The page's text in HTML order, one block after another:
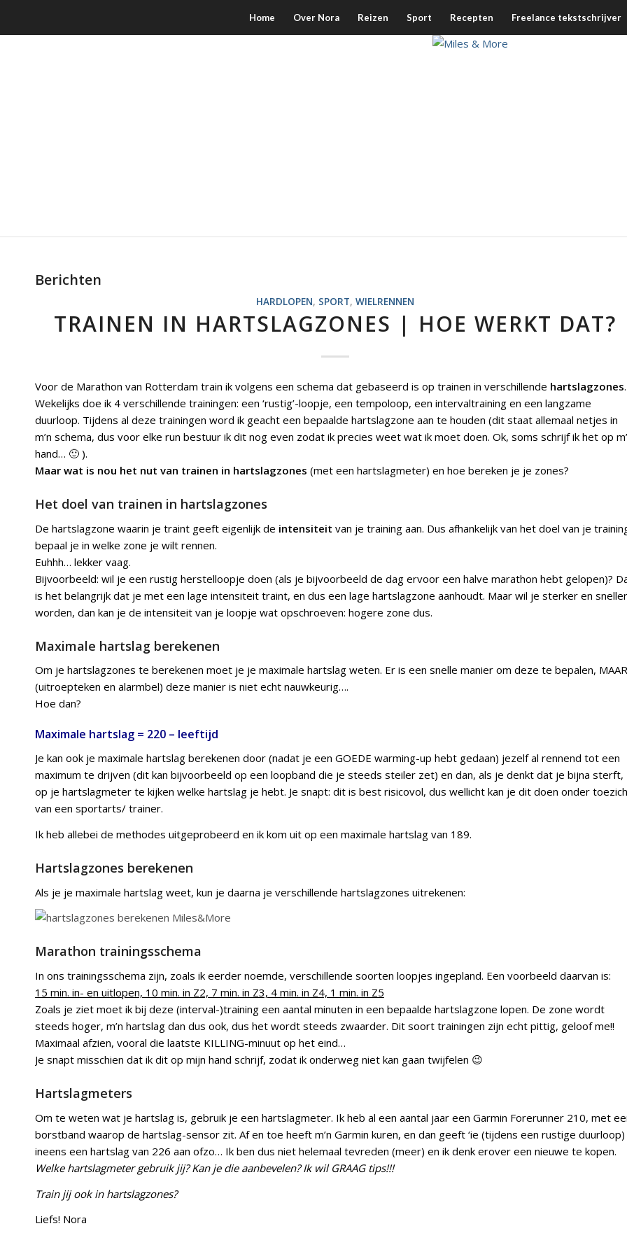
Home Over Nora Reizen Sport Recepten Freelance tekstschrijver
Berichten
HARDLOPEN, SPORT,WIELRENNEN
TRAINEN IN HARTSLAGZONES | HOE WERKT DAT?
Voor de Marathon van Rotterdam train ik volgens een schema dat gebaseerd is op trainen in verschillende hartslagzones.
Wekelijks doe ik 4 verschillende trainingen: een ‘rustig’-loopje, een tempoloop, een intervaltraining en een langzame
duurloop. Tijdens al deze trainingen word ik geacht een bepaalde hartslagzone aan te houden (dit staat allemaal netjes in
m’n schema, dus voor elke run bestuur ik dit nog even zodat ik precies weet wat ik moet doen. Ok, soms schrijf ik het op
hand… 🙂 ).
Maar wat is nou het nut van trainen in hartslagzones (met een hartslagmeter) en hoe bereken je je zones?
Het doel van trainen in hartslagzones
De hartslagzone waarin je traint geeft eigenlijk de intensiteit van je training aan. Dus afhankelijk van het doel van je
bepaal je in welke zone je wilt rennen.
Euhhh… lekker vaag.
Bijvoorbeeld: wil je een rustig herstelloopje doen (als je bijvoorbeeld de dag ervoor een halve marathon hebt gelopen)?
is het belangrijk dat je met een lage intensiteit traint, en dus een lage hartslagzone aanhoudt. Maar wil je sterker en sneller
worden, dan kan je de intensiteit van je loopje wat opschroeven: hogere zone dus.
Maximale hartslag berekenen
Om je hartslagzones te berekenen moet je je maximale hartslag weten. Er is een snelle manier om deze te bepalen, MAAR
(uitroepteken en alarmbel) deze manier is niet echt nauwkeurig….
Hoe dan?
Maximale hartslag = 220 – leeftijd
Je kan ook je maximale hartslag berekenen door (nadat je een GOEDE warming-up hebt gedaan) jezelf al rennend tot een
maximum te drijven (dit kan bijvoorbeeld op een loopband die je steeds steiler zet) en dan, als je denkt dat je bijna sterft,
op je hartslagmeter te kijken welke hartslag je hebt. Je snapt: dit is best risicovol, dus wellicht kan je dit doen onder
van een sportarts/ trainer.
Ik heb allebei de methodes uitgeprobeerd en ik kom uit op een maximale hartslag van 189.
Hartslagzones berekenen
Als je je maximale hartslag weet, kun je daarna je verschillende hartslagzones uitrekenen:
Marathon trainingsschema
In ons trainingsschema zijn, zoals ik eerder noemde, verschillende soorten loopjes ingepland. Een voorbeeld daarvan is:
15 min. in- en uitlopen, 10 min. in Z2, 7 min. in Z3, 4 min. in Z4, 1 min. in Z5
Zoals je ziet moet ik bij deze (interval-)training een aantal minuten in een bepaalde hartslagzone lopen. De zone wordt
steeds hoger, m’n hartslag dan dus ook, dus het wordt steeds zwaarder. Dit soort trainingen zijn echt pittig, geloof me!!
Maximaal afzien, vooral die laatste KILLING-minuut op het eind…
Je snapt misschien dat ik dit op mijn hand schrijf, zodat ik onderweg niet kan gaan twijfelen 😉
Hartslagmeters
Om te weten wat je hartslag is, gebruik je een hartslagmeter. Ik heb al een aantal jaar een Garmin Forerunner 210, met
borstband waarop de hartslag-sensor zit. Af en toe heeft m’n Garmin kuren, en dan geeft ‘ie (tijdens een rustige duurloop)
ineens een hartslag van 226 aan ofzo… Ik ben dus niet helemaal tevreden (meer) en ik denk erover een nieuwe te kopen.
Welke hartslagmeter gebruik jij? Kan je die aanbevelen? Ik wil GRAAG tips!!!
Train jij ook in hartslagzones?
Liefs! Nora